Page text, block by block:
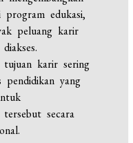
program edukasi,
peluang karir
tujuan karir sering
yang
tersebut secara